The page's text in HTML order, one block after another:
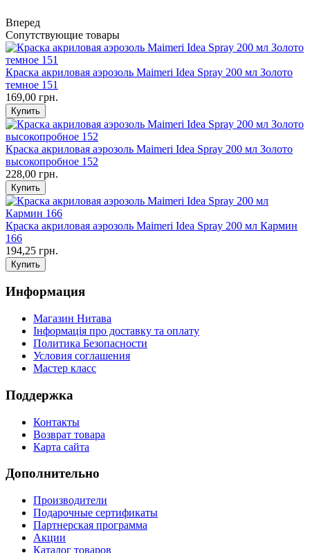
Вперед
Сопутствующие товары
Краска акриловая аэрозоль Maimeri Idea Spray 200 мл Золото
темное 151
169,00 грн.
Краска акриловая аэрозоль Maimeri Idea Spray 200 мл Золото
высокопробное 152
228,00 грн.
Краска акриловая аэрозоль Maimeri Idea Spray 200 мл Кармин
166
194,25 грн.
Информация
Магазин Нитава
Інформація про доставку та оплату
Политика Безопасности
Условия соглашения
Мастер класс
Поддержка
Контакты
Возврат товара
Карта сайта
Дополнительно
Производители
Подарочные сертификаты
Партнерская программа
Акции
Каталог товаров